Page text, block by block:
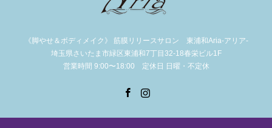
《脚やせ＆ボディメイク》 筋膜リリースサロン 東浦和Aria-アリア-
埼玉県さいたま市緑区東浦和7丁目32-18春栄ビル1F
営業時間 9:00〜18:00 定休日 日曜・不定休